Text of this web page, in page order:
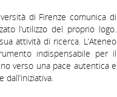
di Firenze comunica di
l’utilizzo del proprio logo.
attività di ricerca. L’Ateneo
indispensabile per il
verso una pace autentica e